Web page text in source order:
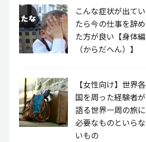
こんな症状が出てい
たら今の仕事を辞め
た方が良い【身体編
（からだへん）】
【女性向け】世界各
国を周った経験者が
語る世界一周の旅に
必要なものといらな
いもの